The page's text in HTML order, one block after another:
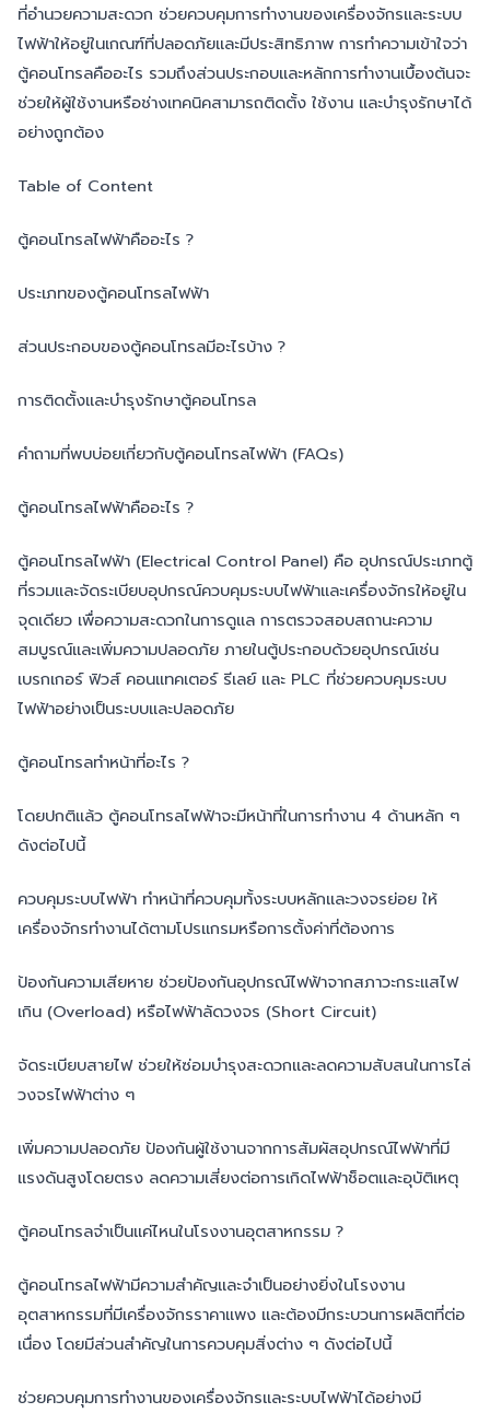
ที่อำนวยความสะดวก ช่วยควบคุมการทำงานของเครื่องจักรและระบบ
ไฟฟ้าให้อยู่ในเกณฑ์ที่ปลอดภัยและมีประสิทธิภาพ การทำความเข้าใจว่า
ตู้คอนโทรลคืออะไร รวมถึงส่วนประกอบและหลักการทำงานเบื้องต้นจะ
ช่วยให้ผู้ใช้งานหรือช่างเทคนิคสามารถติดตั้ง ใช้งาน และบำรุงรักษาได้
อย่างถูกต้อง
Table of Content
ตู้คอนโทรลไฟฟ้าคืออะไร ?
ประเภทของตู้คอนโทรลไฟฟ้า
ส่วนประกอบของตู้คอนโทรลมีอะไรบ้าง ?
การติดตั้งและบำรุงรักษาตู้คอนโทรล
คำถามที่พบบ่อยเกี่ยวกับตู้คอนโทรลไฟฟ้า (FAQs)
ตู้คอนโทรลไฟฟ้าคืออะไร ?
ตู้คอนโทรลไฟฟ้า (Electrical Control Panel) คือ อุปกรณ์ประเภทตู้
ที่รวมและจัดระเบียบอุปกรณ์ควบคุมระบบไฟฟ้าและเครื่องจักรให้อยู่ใน
จุดเดียว เพื่อความสะดวกในการดูแล การตรวจสอบสถานะความ
สมบูรณ์และเพิ่มความปลอดภัย ภายในตู้ประกอบด้วยอุปกรณ์เช่น
เบรกเกอร์ ฟิวส์ คอนแทคเตอร์ รีเลย์ และ PLC ที่ช่วยควบคุมระบบ
ไฟฟ้าอย่างเป็นระบบและปลอดภัย
ตู้คอนโทรลทำหน้าที่อะไร ?
โดยปกติแล้ว ตู้คอนโทรลไฟฟ้าจะมีหน้าที่ในการทำงาน 4 ด้านหลัก ๆ
ดังต่อไปนี้
ควบคุมระบบไฟฟ้า ทำหน้าที่ควบคุมทั้งระบบหลักและวงจรย่อย ให้
เครื่องจักรทำงานได้ตามโปรแกรมหรือการตั้งค่าที่ต้องการ
ป้องกันความเสียหาย ช่วยป้องกันอุปกรณ์ไฟฟ้าจากสภาวะกระแสไฟ
เกิน (Overload) หรือไฟฟ้าลัดวงจร (Short Circuit)
จัดระเบียบสายไฟ ช่วยให้ซ่อมบำรุงสะดวกและลดความสับสนในการไล่
วงจรไฟฟ้าต่าง ๆ
เพิ่มความปลอดภัย ป้องกันผู้ใช้งานจากการสัมผัสอุปกรณ์ไฟฟ้าที่มี
แรงดันสูงโดยตรง ลดความเสี่ยงต่อการเกิดไฟฟ้าช็อตและอุบัติเหตุ
ตู้คอนโทรลจำเป็นแค่ไหนในโรงงานอุตสาหกรรม ?
ตู้คอนโทรลไฟฟ้ามีความสำคัญและจำเป็นอย่างยิ่งในโรงงาน
อุตสาหกรรมที่มีเครื่องจักรราคาแพง และต้องมีกระบวนการผลิตที่ต่อ
เนื่อง โดยมีส่วนสำคัญในการควบคุมสิ่งต่าง ๆ ดังต่อไปนี้
ช่วยควบคุมการทำงานของเครื่องจักรและระบบไฟฟ้าได้อย่างมี